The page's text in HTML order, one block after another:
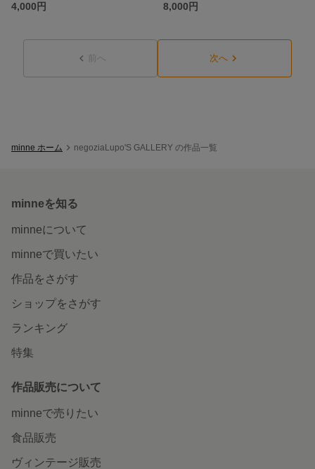
4,000円
8,000円
前へ 次へ
minne ホーム negoziaLupo'S GALLERY の作品一覧
minneを知る
minneについて
minneで買いたい
作品をさがす
ショップをさがす
ランキング
特集
作品販売について
minneで売りたい
食品販売
ヴィンテージ販売